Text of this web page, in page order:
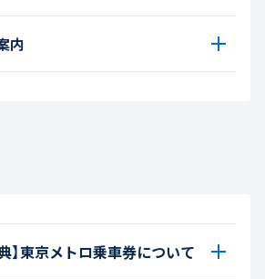
内
】東京メトロ乗車券について